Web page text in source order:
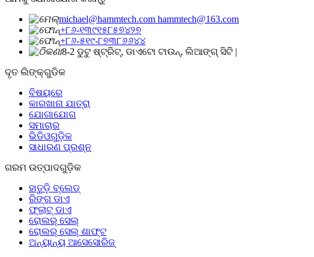
michael@hammtech.com hammtech@163.com
+୮୬-୧୩୯୧୫୮୫୭୪୨୭
+୮୬-୫୧୯-୮୭୩୮୬୬୪୪
8-2 ଡୁଟୁ ଷ୍ଟ୍ରିଟ୍, ଡାଏଟୋ ଟାଉନ୍, ଲିଆଙ୍ଗ୍ ସିଟି |
ଦୃତ ଲିଙ୍କ୍ଗୁଡିକ
ବିଷୟରେ
କାରଖାନା ଯାତ୍ରା
ଯୋଗାଯୋଗ
ସମାଚାର
ଭିଡିଓଗୁଡ଼ିକ
ସାଧାରଣ ପ୍ରଶ୍ନ
ଗରମ ଉତ୍ପାଦଗୁଡ଼ିକ
ହାତୁଡ଼ି ବ୍ଲେଡ୍
ରିଙ୍ଗ ଡାଏ
ଫ୍ଲାଟ୍ ଡାଏ
ରୋଲର୍ ସେଲ୍
ରୋଲର୍ ସେଲ୍ ଶାଫ୍ଟ
ଅନ୍ୟାନ୍ୟ ଆସେସୋରିଜ୍